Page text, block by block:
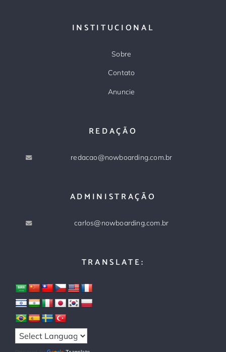
INSTITUCIONAL
Sobre
Contato
Anuncie
REDAÇÃO
redacao@nowboarding.com.br
ADMINISTRAÇÃO
carlos@nowboarding.com.br
TRANSLATE: